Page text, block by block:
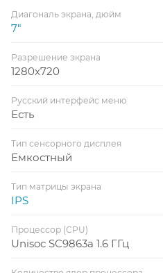
Диагональ экрана, дюйм
7"
Разрешение экрана
1280x720
Русский интерфейс меню
Есть
Тип сенсорного дисплея
Емкостный
Тип матрицы экрана
IPS
Процессор (CPU)
Unisoc SC9863a 1.6 ГГц